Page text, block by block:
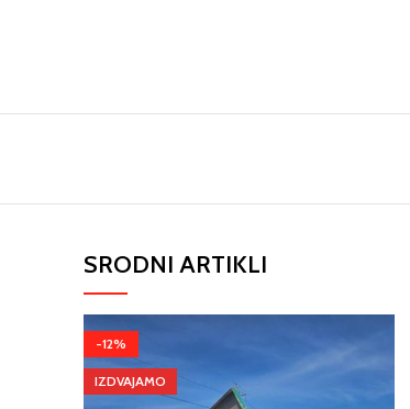
SRODNI ARTIKLI
-12%
IZDVAJAMO